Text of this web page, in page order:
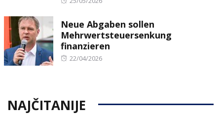
Neue Abgaben sollen
Mehrwertsteuersenkung
finanzieren
Posted
22/04/2026
NAJČITANIJE